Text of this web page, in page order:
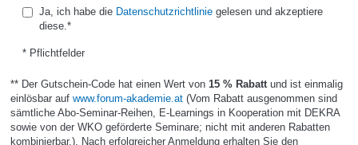
Ja, ich habe die Datenschutzrichtliniegelesen und akzeptiere
diese.*
* Pflichtfelder
** Der Gutschein-Code hat einen Wert von 15 % Rabatt und ist einmalig
einlösbar auf www.forum-akademie.at(Vom Rabatt ausgenommen sind
sämtliche Abo-Seminar-Reihen, E-Learnings in Kooperation mit DEKRA
sowie von der WKO geförderte Seminare; nicht mit anderen Rabatten
kombinierbar.). Nach erfolgreicher Anmeldung erhalten Sie den